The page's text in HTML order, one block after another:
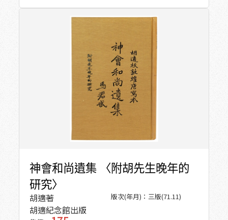
神會和尚遺集 〈附胡先生晚年的
研究〉
胡適著
胡適紀念館出版
版次(年月)： 三版(71.11)